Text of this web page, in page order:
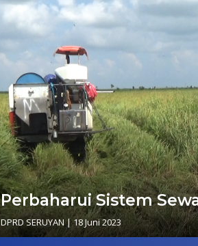
Perbaharui Sistem
DPRD SERUYAN|18 Juni 2023